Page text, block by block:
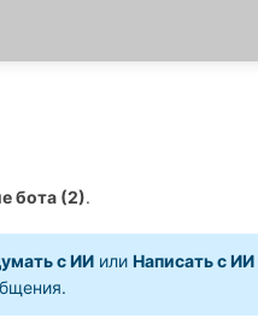
бота (2).
с ИИ или Написать с ИИ